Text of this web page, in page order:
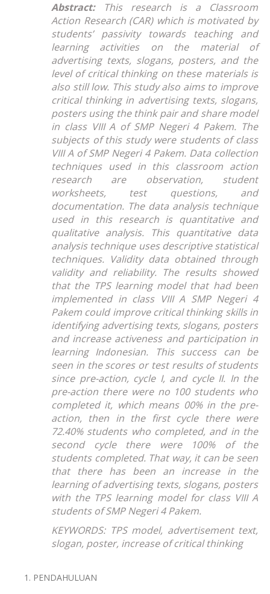
Abstract:
This research is a Classroom
Action Research (CAR) which is motivated by
students’ passivity towards teaching and
learning activities on the material of
advertising texts, slogans, posters, and the
level of critical thinking on these materials is
also still low. This study also aims to improve
critical thinking in advertising texts, slogans,
posters using the think pair and share model
in class VIII A of SMP Negeri 4 Pakem. The
subjects of this study were students of class
VIII A of SMP Negeri 4 Pakem. Data collection
techniques used in this classroom action
research are observation, student
worksheets, test questions, and
documentation. The data analysis technique
used in this research is quantitative and
qualitative analysis. This quantitative data
analysis technique uses descriptive statistical
techniques. Validity data obtained through
validity and reliability. The results showed
that the TPS learning model that had been
implemented in class VIII A SMP Negeri 4
Pakem could improve critical thinking skills in
identifying advertising texts, slogans, posters
and increase activeness and participation in
learning Indonesian. This success can be
seen in the scores or test results of students
since pre-action, cycle I, and cycle II. In the
pre-action there were no 100 students who
completed it, which means 00% in the pre-
action, then in the first cycle there were
72.40% students who completed, and in the
second cycle there were 100% of the
students completed. That way, it can be seen
that there has been an increase in the
learning of advertising texts, slogans, posters
with the TPS learning model for class VIII A
students of SMP Negeri 4 Pakem.
KEYWORDS: TPS model, advertisement text,
slogan, poster, increase of critical thinking
PENDAHULUAN